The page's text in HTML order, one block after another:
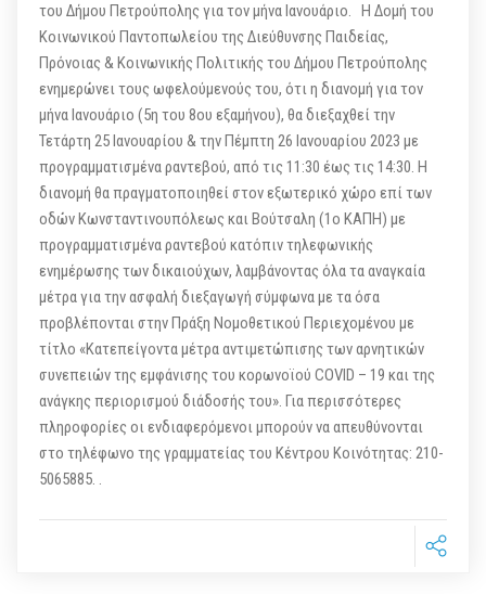
του Δήμου Πετρούπολης για τον μήνα Ιανουάριο. Η Δομή του
Κοινωνικού Παντοπωλείου της Διεύθυνσης Παιδείας,
Πρόνοιας & Κοινωνικής Πολιτικής του Δήμου Πετρούπολης
ενημερώνει τους ωφελούμενούς του, ότι η διανομή για τον
μήνα Ιανουάριο (5η του 8ου εξαμήνου), θα διεξαχθεί την
Τετάρτη 25 Ιανουαρίου & την Πέμπτη 26 Ιανουαρίου 2023 με
προγραμματισμένα ραντεβού, από τις 11:30 έως τις 14:30. Η
διανομή θα πραγματοποιηθεί στον εξωτερικό χώρο επί των
οδών Κωνσταντινουπόλεως και Βούτσαλη (1ο ΚΑΠΗ) με
προγραμματισμένα ραντεβού κατόπιν τηλεφωνικής
ενημέρωσης των δικαιούχων, λαμβάνοντας όλα τα αναγκαία
μέτρα για την ασφαλή διεξαγωγή σύμφωνα με τα όσα
προβλέπονται στην Πράξη Νομοθετικού Περιεχομένου με
τίτλο «Κατεπείγοντα μέτρα αντιμετώπισης των αρνητικών
συνεπειών της εμφάνισης του κορωνοϊού COVID – 19 και της
ανάγκης περιορισμού διάδοσής του». Για περισσότερες
πληροφορίες οι ενδιαφερόμενοι μπορούν να απευθύνονται
στο τηλέφωνο της γραμματείας του Κέντρου Κοινότητας: 210-
5065885. .